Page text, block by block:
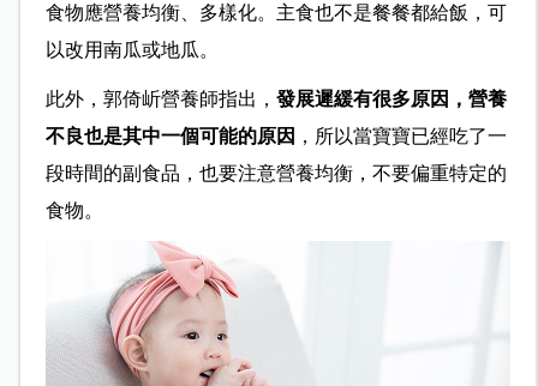
食物應營養均衡、多樣化。主食也不是餐餐都給飯，可
以改用南瓜或地瓜。
此外，郭倚岓營養師指出， 發展遲緩有很多原因，營養
不良也是其中一個可能的原因 ，所以當寶寶已經吃了一
段時間的副食品，也要注意營養均衡，不要偏重特定的
食物。